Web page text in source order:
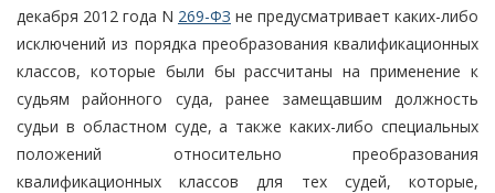
декабря 2012 года N 269-ФЗ не предусматривает каких-либо
исключений из порядка преобразования квалификационных
классов, которые были бы рассчитаны на применение к
судьям районного суда, ранее замещавшим должность
судьи в областном суде, а также каких-либо специальных
положений относительно преобразования
квалификационных классов для тех судей, которые,